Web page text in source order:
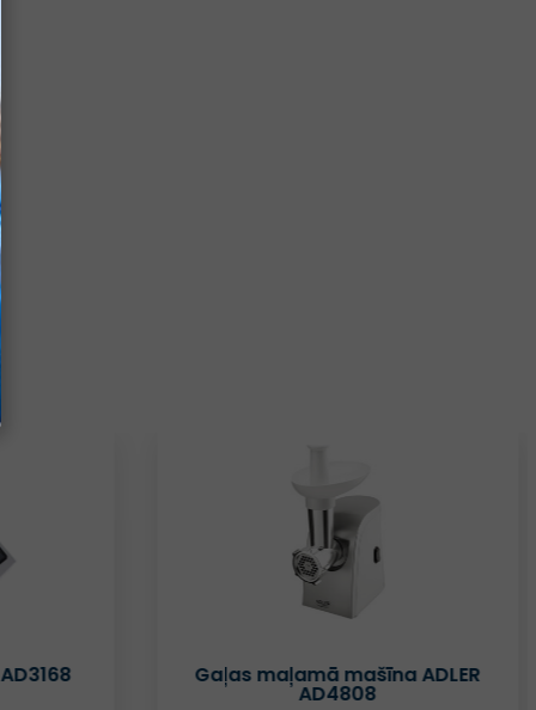
Gaļas maļamā mašīna ADLER
AD4808